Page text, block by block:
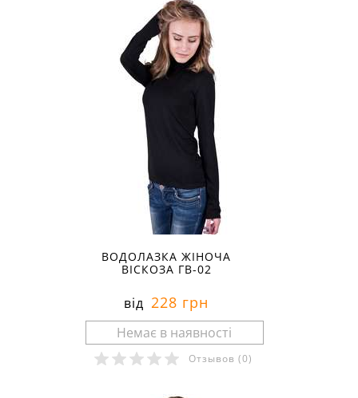
ВОДОЛАЗКА ЖІНОЧА
ВІСКОЗА ГВ-02
від 228 грн
Отзывов (0)